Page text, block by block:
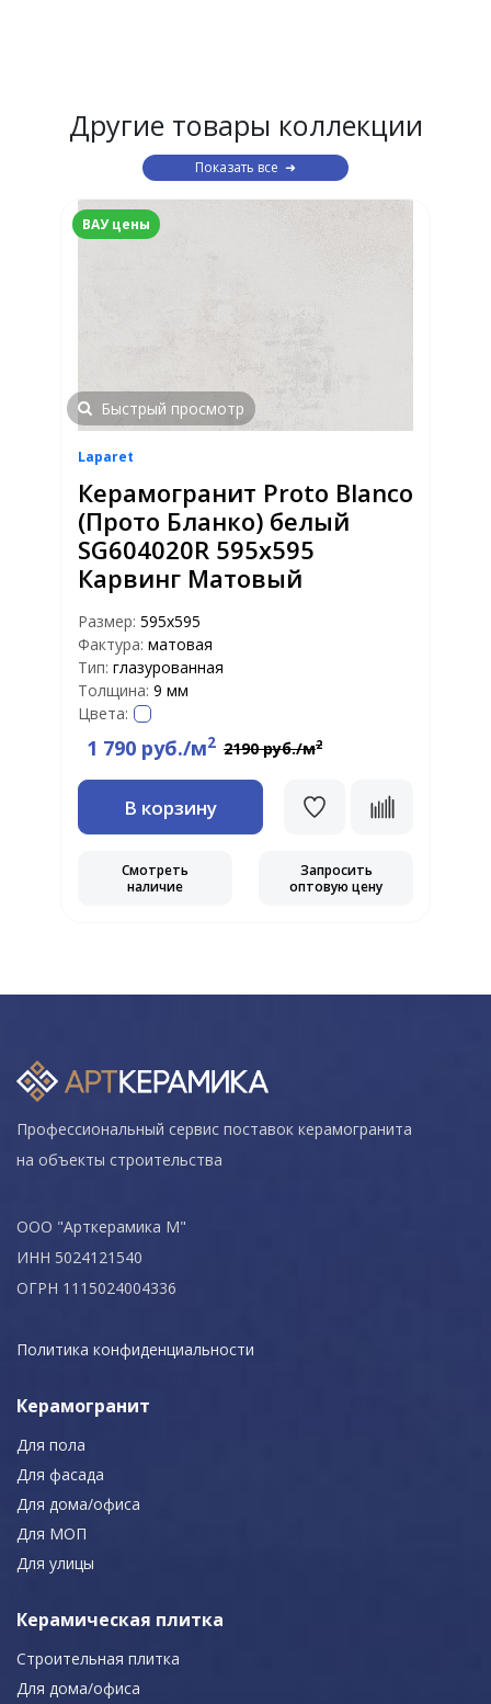
Другие товары коллекции
Показать все
ВАУ цены
Быстрый просмотр
Laparet
Керамогранит Proto Blanco
(Прото Бланко) белый
SG604020R 595x595
Карвинг Матовый
Размер: 595x595
Фактура: матовая
Тип: глазурованная
Толщина: 9 мм
Цвета:
1 790 руб./м2 2190 руб./м2
В корзину
Смотреть
наличие
Запросить
оптовую цену
Профессиональный сервис поставок керамогранита
на объекты строительства
ООО "Арткерамика М"
ИНН 5024121540
ОГРН 1115024004336
Политика конфиденциальности
Керамогранит
Для пола
Для фасада
Для дома/офиса
Для МОП
Для улицы
Керамическая плитка
Строительная плитка
Для дома/офиса